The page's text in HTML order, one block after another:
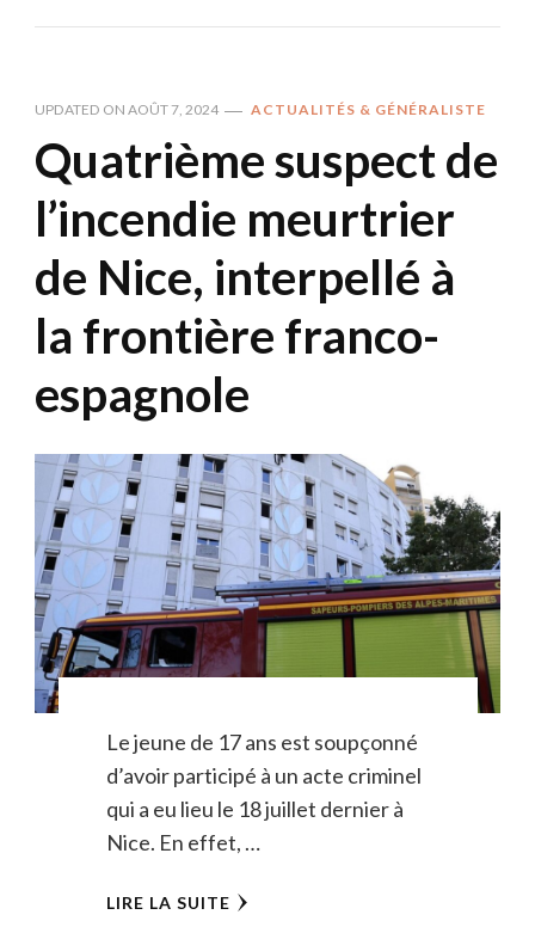
UPDATED ON AOÛT 7, 2024 ACTUALITÉS & GÉNÉRALISTE
Quatrième suspect de
l’incendie meurtrier
de Nice, interpellé à
la frontière franco-
espagnole
Le jeune de 17 ans est soupçonné
d’avoir participé à un acte criminel
qui a eu lieu le 18 juillet dernier à
Nice. En effet, …
LIRE LA SUITE